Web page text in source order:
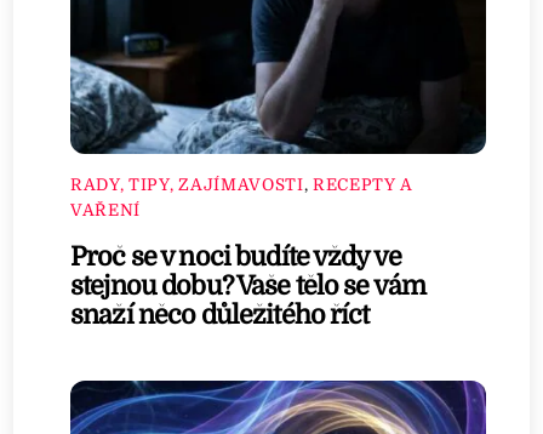
RADY, TIPY, ZAJÍMAVOSTI, RECEPTY A
VAŘENÍ
Proč se v noci budíte vždy ve
stejnou dobu? Vaše tělo se vám
snaží něco důležitého říct